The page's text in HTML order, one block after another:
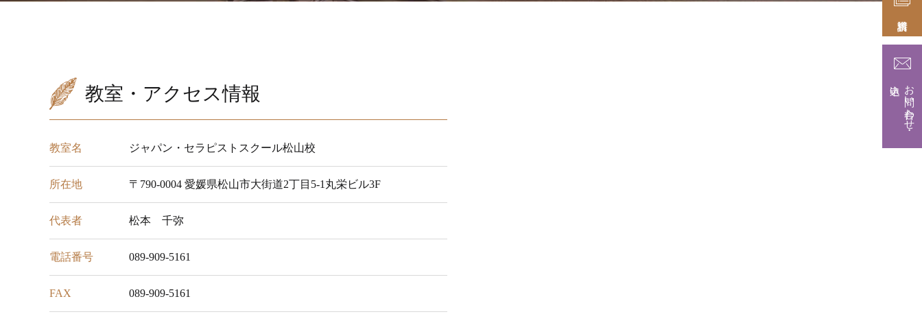
お問い合わせ・
教室・アクセス情報
教室名 ジャパン・セラピストスクール松山校
所在地 〒790-0004 愛媛県松山市大街道2丁目5-1丸栄ビル3F
代表者 松本 千弥
電話番号 089-909-5161
FAX 089-909-5161